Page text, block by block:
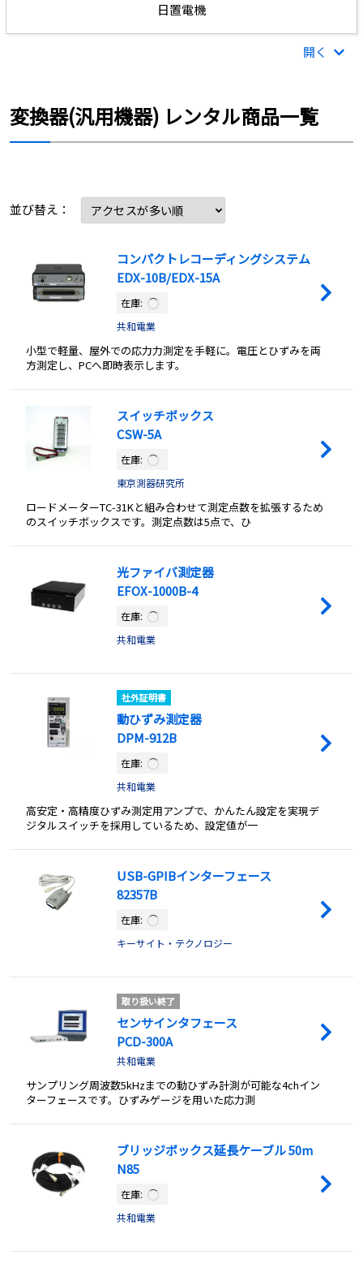
日置電機
開く
変換器(汎用機器) レンタル商品一覧
並び替え：
コンパクトレコーディングシステム
EDX-10B/EDX-15A
在庫:
共和電業
小型で軽量、屋外での応力力測定を手軽に。電圧とひずみを両
方測定し、PCへ即時表示します。
スイッチボックス
CSW-5A
在庫:
東京測器研究所
ロードメーターTC-31Kと組み合わせて測定点数を拡張するため
のスイッチボックスです。測定点数は5点で、ひ
光ファイバ測定器
EFOX-1000B-4
在庫:
共和電業
社外証明書
動ひずみ測定器
DPM-912B
在庫:
共和電業
高安定・高精度ひずみ測定用アンプで、かんたん設定を実現デ
ジタルスイッチを採用しているため、設定値が一
USB-GPIBインターフェース
82357B
在庫:
キーサイト・テクノロジー
取り扱い終了
センサインタフェース
PCD-300A
共和電業
サンプリング周波数5kHzまでの動ひずみ計測が可能な4chイン
ターフェースです。ひずみゲージを用いた応力測
ブリッジボックス延長ケーブル 50m
N85
在庫:
共和電業